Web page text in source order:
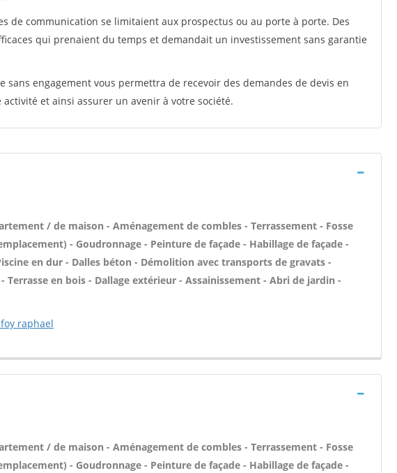
de communication se limitaient aux prospectus ou au porte à porte. Des
qui prenaient du temps et demandait un investissement sans garantie
sans engagement vous permettra de recevoir des demandes de devis en
et ainsi assurer un avenir à votre société.
/ de maison - Aménagement de combles - Terrassement - Fosse
- Goudronnage - Peinture de façade - Habillage de façade -
en dur - Dalles béton - Démolition avec transports de gravats -
Terrasse en bois - Dallage extérieur - Assainissement - Abri de jardin -
raphael
/ de maison - Aménagement de combles - Terrassement - Fosse
- Goudronnage - Peinture de façade - Habillage de façade -